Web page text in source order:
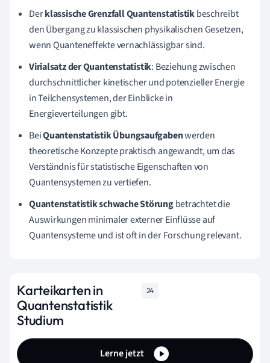
Derklassische Grenzfall Quantenstatistikbeschreibt
den Übergang zu klassischen physikalischen Gesetzen,
wenn Quanteneffekte vernachlässigbar sind.
Virialsatz der Quantenstatistik: Beziehung zwischen
durchschnittlicher kinetischer und potenzieller Energie
in Teilchensystemen, der Einblicke in
Energieverteilungen gibt.
BeiQuantenstatistik Übungsaufgabenwerden
theoretische Konzepte praktisch angewandt, um das
Verständnis für statistische Eigenschaften von
Quantensystemen zu vertiefen.
Quantenstatistik schwache Störungbetrachtet die
Auswirkungen minimaler externer Einflüsse auf
Quantensysteme und ist oft in der Forschung relevant.
Karteikarten in
Quantenstatistik
Studium
24
Lerne jetzt